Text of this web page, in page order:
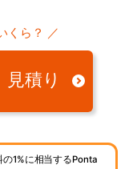
くら？ ／
見積り
1%に相当するPonta